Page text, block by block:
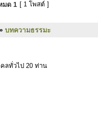
มด 1 [ 1 โพสต์ ]
บทความธรรมะ
ลทั่วไป 20 ท่าน